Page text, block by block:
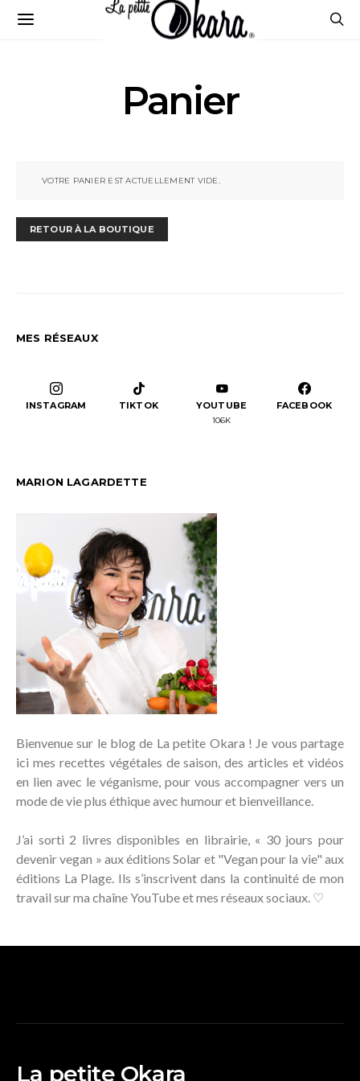
Panier
VOTRE PANIER EST ACTUELLEMENT VIDE.
RETOUR À LA BOUTIQUE
MES RÉSEAUX
INSTAGRAM TIKTOK YOUTUBE
106K
FACEBOOK
MARION LAGARDETTE
Bienvenue sur le blog de La petite Okara ! Je vous partage
ici mes recettes végétales de saison, des articles et vidéos
en lien avec le véganisme, pour vous accompagner vers un
mode de vie plus éthique avec humour et bienveillance.
J’ai sorti 2 livres disponibles en librairie, « 30 jours pour
devenir vegan » aux éditions Solar et "Vegan pour la vie" aux
éditions La Plage. Ils s’inscrivent dans la continuité de mon
travail sur ma chaîne YouTube et mes réseaux sociaux. ♡
La petite Okara